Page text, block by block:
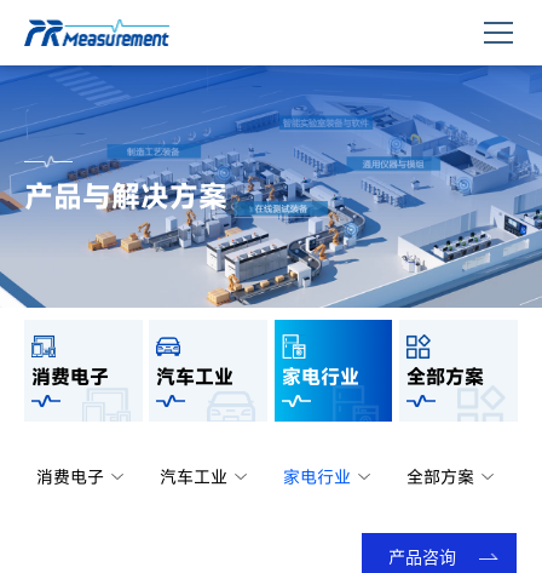
产品与解决方案
消费电子 汽车工业 家电行业 全部方案
消费电子 汽车工业 家电行业 全部方案
产品咨询